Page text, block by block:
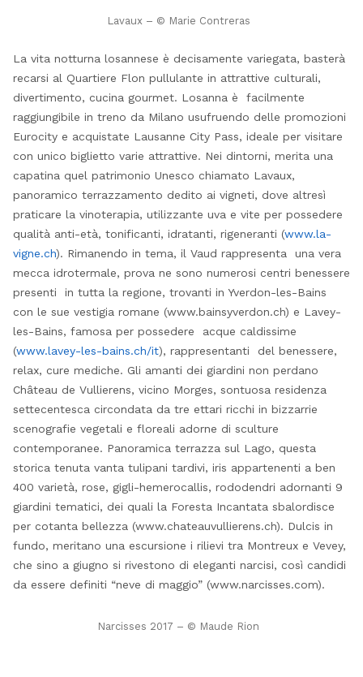
Lavaux – © Marie Contreras
La vita notturna losannese è decisamente variegata, basterà
recarsi al Quartiere Flon pullulante in attrattive culturali,
divertimento, cucina gourmet. Losanna è facilmente
raggiungibile in treno da Milano usufruendo delle promozioni
Eurocity e acquistate Lausanne City Pass, ideale per visitare
con unico biglietto varie attrattive. Nei dintorni, merita una
capatina quel patrimonio Unesco chiamato Lavaux,
panoramico terrazzamento dedito ai vigneti, dove altresì
praticare la vinoterapia, utilizzante uva e vite per possedere
qualità anti-età, tonificanti, idratanti, rigeneranti (www.la-
vigne.ch). Rimanendo in tema, il Vaud rappresenta una vera
mecca idrotermale, prova ne sono numerosi centri benessere
presenti in tutta la regione, trovanti in Yverdon-les-Bains
con le sue vestigia romane (www.bainsyverdon.ch) e Lavey-
les-Bains, famosa per possedere acque caldissime
(www.lavey-les-bains.ch/it), rappresentanti del benessere,
relax, cure mediche. Gli amanti dei giardini non perdano
Château de Vullierens, vicino Morges, sontuosa residenza
settecentesca circondata da tre ettari ricchi in bizzarrie
scenografie vegetali e floreali adorne di sculture
contemporanee. Panoramica terrazza sul Lago, questa
storica tenuta vanta tulipani tardivi, iris appartenenti a ben
400 varietà, rose, gigli-hemerocallis, rododendri adornanti 9
giardini tematici, dei quali la Foresta Incantata sbalordisce
per cotanta bellezza (www.chateauvullierens.ch). Dulcis in
fundo, meritano una escursione i rilievi tra Montreux e Vevey,
che sino a giugno si rivestono di eleganti narcisi, così candidi
da essere definiti “neve di maggio” (www.narcisses.com).
Narcisses 2017 – © Maude Rion